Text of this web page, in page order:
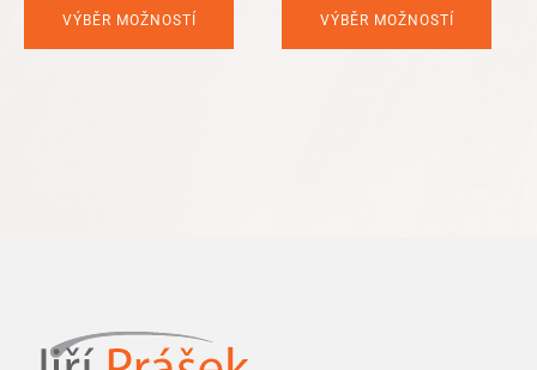
was:
299 Kč.
195 Kč.
VÝBĚR MOŽNOSTÍ VÝBĚR MOŽNOSTÍ